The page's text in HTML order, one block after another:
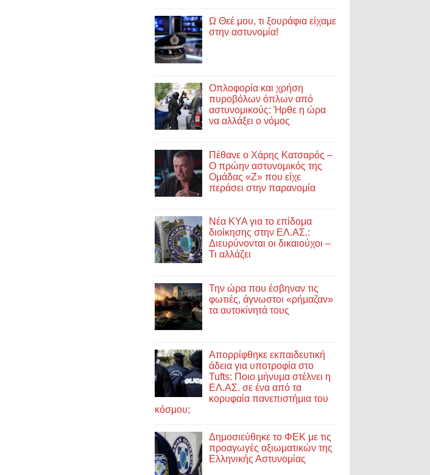
Ω Θεέ μου, τι ξουράφια είχαμε
στην αστυνομία!
Οπλοφορία και χρήση
πυροβόλων όπλων από
αστυνομικούς: Ήρθε η ώρα
να αλλάξει ο νόμος
Πέθανε ο Χάρης Κατσαρός –
Ο πρώην αστυνομικός της
Ομάδας «Ζ» που είχε
περάσει στην παρανομία
Νέα ΚΥΑ για το επίδομα
διοίκησης στην ΕΛ.ΑΣ.:
Διευρύνονται οι δικαιούχοι –
Τι αλλάζει
Την ώρα που έσβηναν τις
φωτιές, άγνωστοι «ρήμαζαν»
τα αυτοκίνητά τους
Απορρίφθηκε εκπαιδευτική
άδεια για υποτροφία στο
Tufts: Ποιο μήνυμα στέλνει η
ΕΛ.ΑΣ. σε ένα από τα
κορυφαία πανεπιστήμια του
κόσμου;
Δημοσιεύθηκε το ΦΕΚ με τις
προαγωγές αξιωματικών της
Ελληνικής Αστυνομίας